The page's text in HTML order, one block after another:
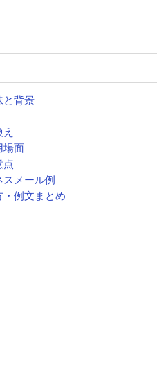
と背景
場面
点
スメール例
・例文まとめ